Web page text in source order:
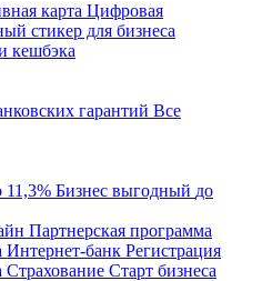
карта Цифровая
стикер для бизнеса
кешбэка
гарантий Все
11,3% Бизнес выгодный до
Партнерская программа
Интернет-банк Регистрация
Страхование Старт бизнеса